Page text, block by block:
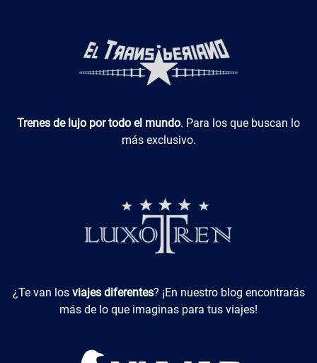
Luxotren
Trenes de lujo por todo el mundo. Para los que buscan lo
más exclusivo.
Viajes Diferentes
¿Te van los viajes diferentes? ¡En nuestro blog encontrarás
más de lo que imaginas para tus viajes!